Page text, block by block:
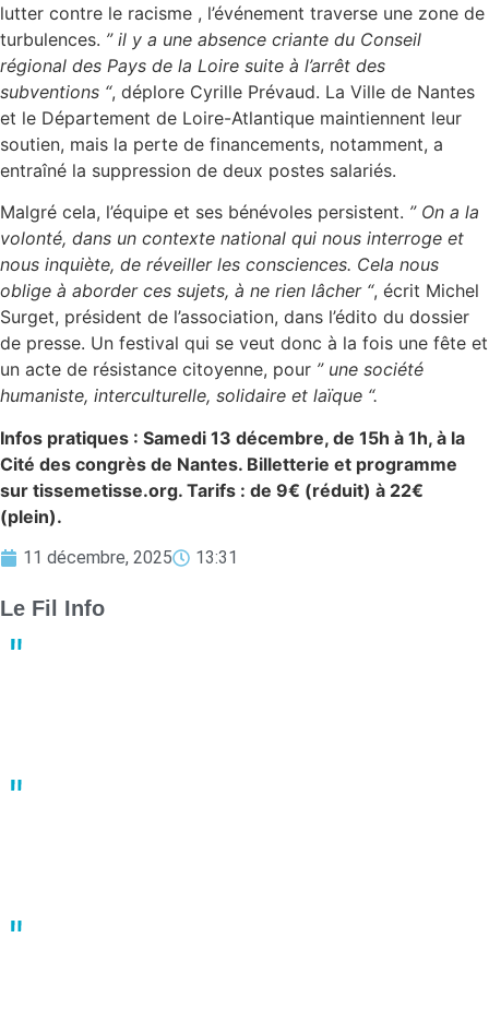
lutter contre le racisme , l’événement traverse une zone de
turbulences. ” il y a une absence criante du Conseil
régional des Pays de la Loire suite à l’arrêt des
subventions “, déplore Cyrille Prévaud. La Ville de Nantes
et le Département de Loire-Atlantique maintiennent leur
soutien, mais la perte de financements, notamment, a
entraîné la suppression de deux postes salariés.
Malgré cela, l’équipe et ses bénévoles persistent. ” On a la
volonté, dans un contexte national qui nous interroge et
nous inquiète, de réveiller les consciences. Cela nous
oblige à aborder ces sujets, à ne rien lâcher “, écrit Michel
Surget, président de l’association, dans l’édito du dossier
de presse. Un festival qui se veut donc à la fois une fête et
un acte de résistance citoyenne, pour ” une société
humaniste, interculturelle, solidaire et laïque “.
Infos pratiques : Samedi 13 décembre, de 15h à 1h, à la
Cité des congrès de Nantes. Billetterie et programme
sur tissemetisse.org. Tarifs : de 9€ (réduit) à 22€
(plein).
11 décembre, 2025 13:31
Le Fil Info